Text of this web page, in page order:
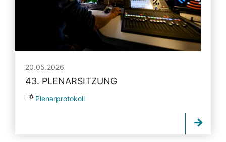
20.05.2026
43. PLENARSITZUNG
Plenarprotokoll